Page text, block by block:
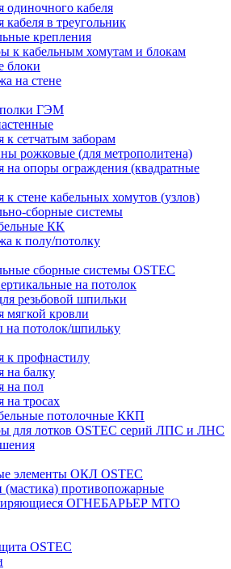
одиночного кабеля
кабеля в треугольник
крепления
к кабельным хомутам и блокам
блоки
на стене
ГЭМ
к сетчатым заборам
рожковые (для метрополитена)
на опоры ограждения (квадратные
к стене кабельных хомутов (узлов)
сборные системы
КК
к полу/потолку
сборные системы OSTEC
на потолок
резьбовой шпильки
мягкой кровли
на потолок/шпильку
к профнастилу
на балку
на пол
на тросах
потолочные ККП
для лотков OSTEC серий ЛПС и ЛНС
элементы ОКЛ OSTEC
(мастика) противопожарные
ОГНЕБАРЬЕР МТО
OSTEC